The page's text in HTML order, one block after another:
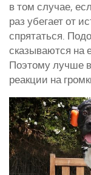
в том случае,
раз убегает от
спрятаться.
сказываются на
Поэтому лучше
реакции на